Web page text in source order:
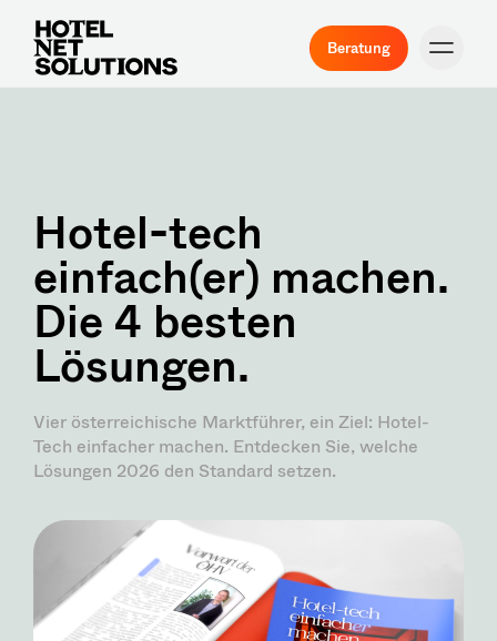
Beratung
Hotel-tech
einfach(er) machen.
Die 4 besten
Lösungen.
Vier österreichische Marktführer, ein Ziel: Hotel-
Tech einfacher machen. Entdecken Sie, welche
Lösungen 2026 den Standard setzen.